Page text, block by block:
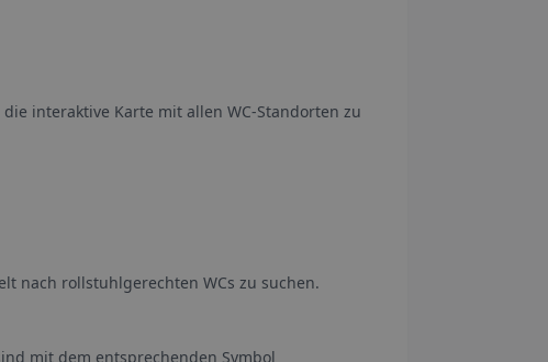
interaktive Karte mit allen WC-Standorten zu
nach rollstuhlgerechten WCs zu suchen.
mit dem entsprechenden Symbol